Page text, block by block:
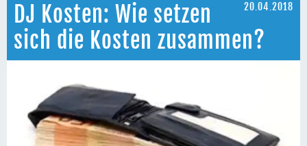
20.04.2018
DJ Kosten: Wie setzen
sich die Kosten zusammen?